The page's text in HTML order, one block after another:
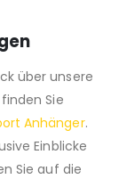
über unsere
Sie
Anhänger.
Einblicke
Sie auf die